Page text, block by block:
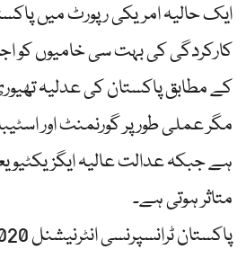
ایک حالیہ امریکی رپورٹ میں
کارکردگی کی بہت سی خامیوں کو
کے مطابق پاکستان کی عدلیہ
مگر عملی طور پر گورنمنٹ اور
ہے جبکہ عدالت عالیہ ایگزیکٹیو
متاثر ہوتی ہے۔